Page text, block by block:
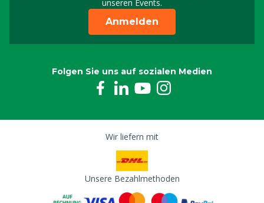
unseren Events.
Anmelden
Folgen Sie uns auf sozialen Medien
Wir liefern mit
Unsere Bezahlmethoden